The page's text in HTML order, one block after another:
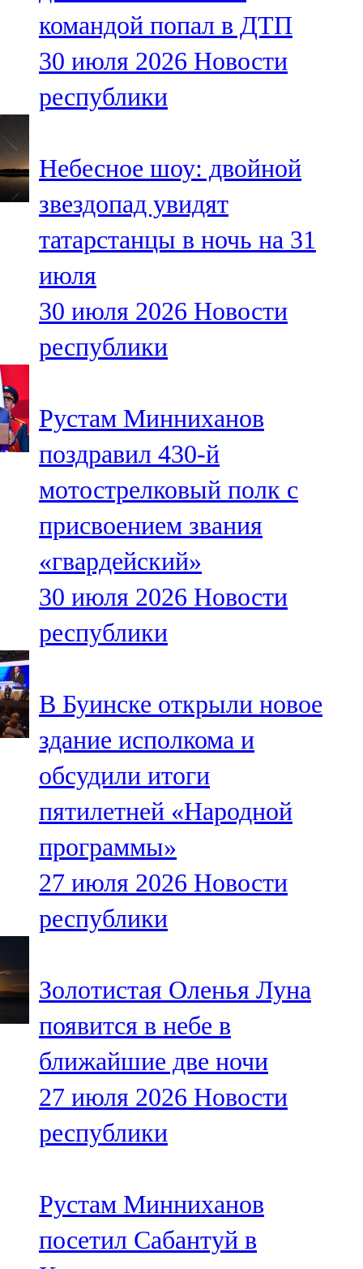
Кукмара
107,9 FM
Лениногорский
Мамадыш
106,2 FM
Минзәлә
107,3 FM
Мөслим
100,0 FM
104,7 FM
Олы Әтнә
71,42 FM
Сарман
107,8 FM
Теләче
106,1 FM
102,6 FM
Чирмешән
107,7 FM
Чистай
103,0 FM
Чүпрәле
91,0 FM
102,3 FM
Яңа чишмә
107,0 FM
Яр Чаллы
105,5 FM
командой попал в ДТП
30 июля 2026 Новости
республики
Небесное шоу: двойной
звездопад увидят
татарстанцы в ночь на 31
июля
30 июля 2026 Новости
республики
Рустам Минниханов
поздравил 430-й
мотострелковый полк с
присвоением звания
«гвардейский»
30 июля 2026 Новости
республики
В Буинске открыли новое
здание исполкома и
обсудили итоги
пятилетней «Народной
программы»
27 июля 2026 Новости
республики
Золотистая Оленья Луна
появится в небе в
ближайшие две ночи
27 июля 2026 Новости
республики
Рустам Минниханов
посетил Сабантуй в